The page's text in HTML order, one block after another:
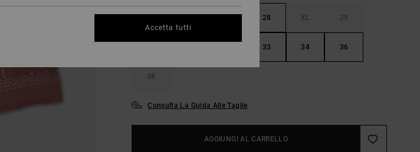
28 XL 29
33 34 36
38
Consulta La Guida Alle Taglie
AGGIUNGI AL CARRELLO
Accetta tutti